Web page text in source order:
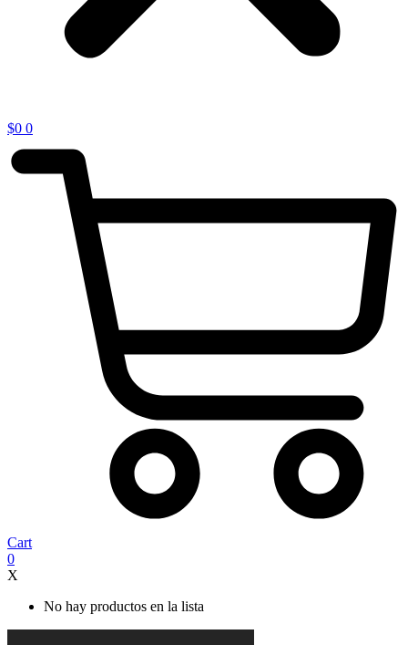
$0 0
Cart
0
X
No hay productos en la lista